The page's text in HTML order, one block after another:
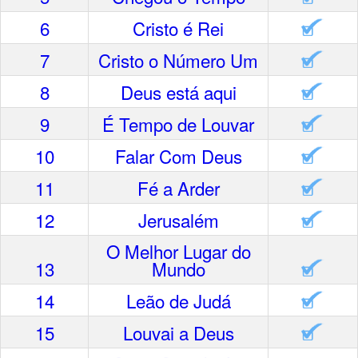
Separatas
Aleatória
Contactos
6
Cristo é Rei
7
Cristo o Número Um
8
Deus está aqui
9
É Tempo de Louvar
10
Falar Com Deus
11
Fé a Arder
12
Jerusalém
13
O Melhor Lugar do
Mundo
14
Leão de Judá
15
Louvai a Deus